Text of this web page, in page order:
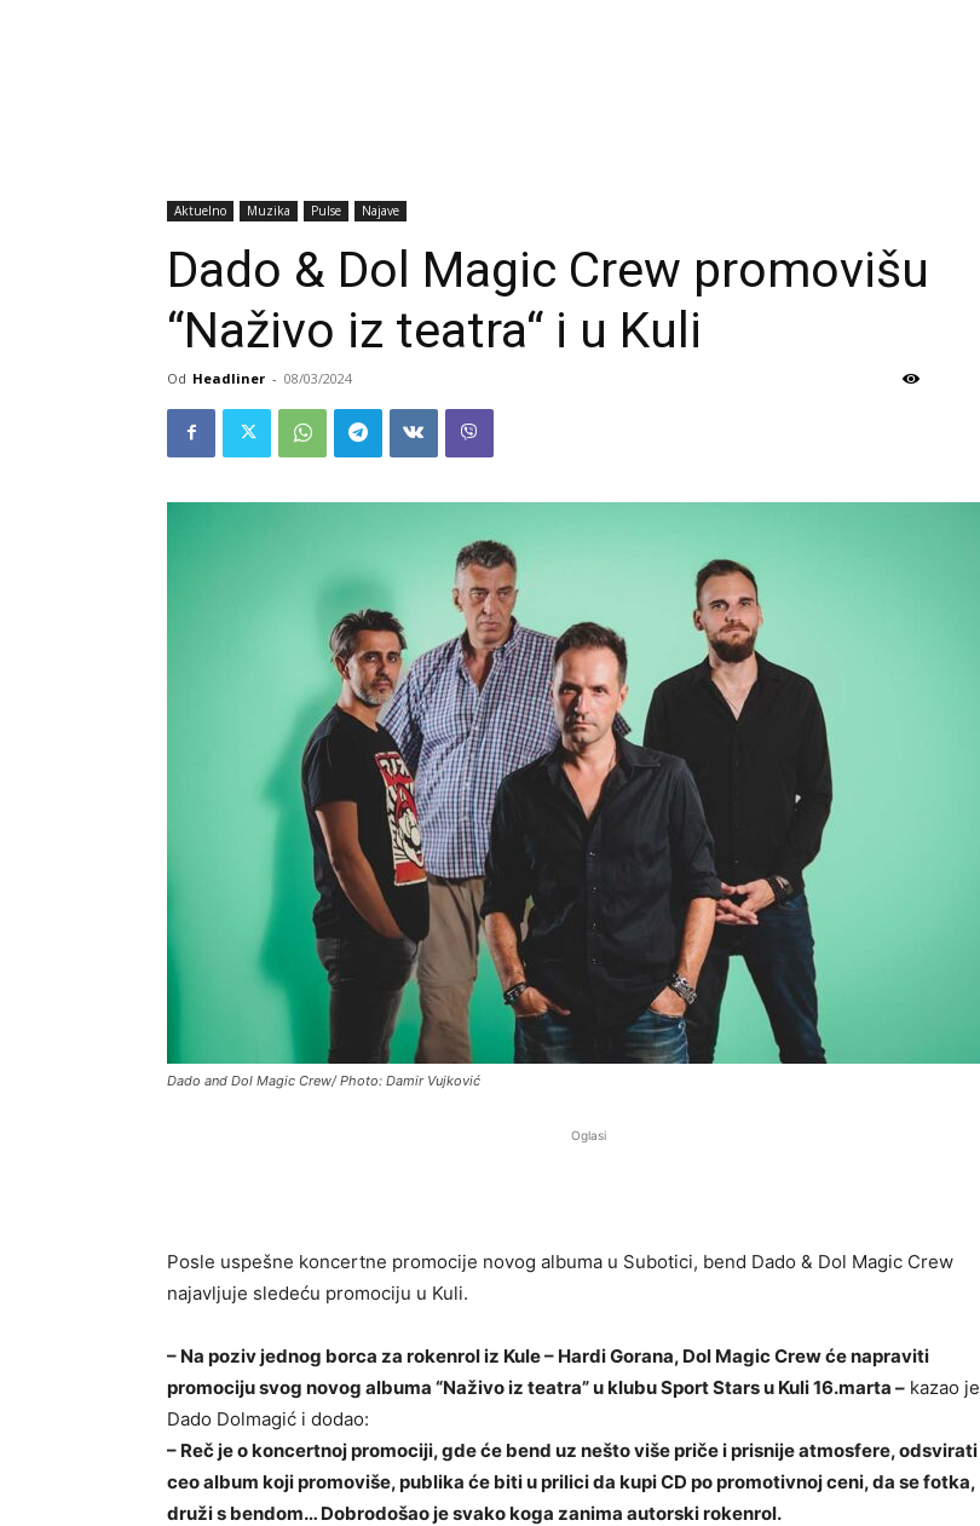
Aktuelno Muzika Pulse Najave
Dado & Dol Magic Crew promovišu
“Naživo iz teatra“ i u Kuli
Od Headliner - 08/03/2024
Dado and Dol Magic Crew/ Photo: Damir Vujković
Oglasi
Posle uspešne koncertne promocije novog albuma u Subotici, bend Dado & Dol Magic Crew
najavljuje sledeću promociju u Kuli.
– Na poziv jednog borca za rokenrol iz Kule – Hardi Gorana, Dol Magic Crew će napraviti
promociju svog novog albuma “Naživo iz teatra” u klubu Sport Stars u Kuli 16.marta – kazao je
Dado Dolmagić i dodao:
– Reč je o koncertnoj promociji, gde će bend uz nešto više priče i prisnije atmosfere, odsvirati
ceo album koji promoviše, publika će biti u prilici da kupi CD po promotivnoj ceni, da se fotka,
druži s bendom… Dobrodošao je svako koga zanima autorski rokenrol.